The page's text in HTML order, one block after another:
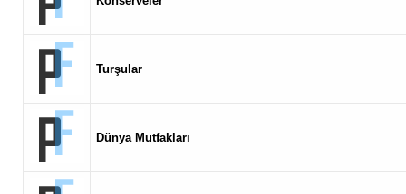
Turşular
Dünya Mutfakları